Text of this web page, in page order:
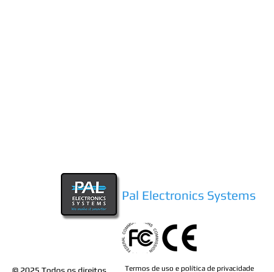
Pal Electronics Systems
Termos de uso e política de privacidade